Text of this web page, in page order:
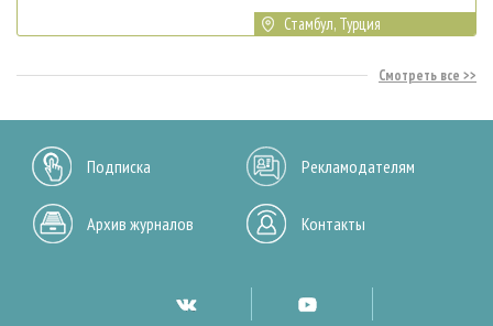
Стамбул, Турция
Смотреть все
Подписка Рекламодателям
Архив журналов Контакты